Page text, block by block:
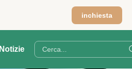
inchiesta
Notizie